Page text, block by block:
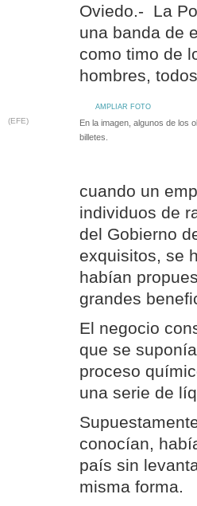
Oviedo.- La
una banda de
como timo de
hombres,
AMPLIAR FOTO
(EFE)
En la imagen, algunos de los
billetes.
cuando un
individuos de
del Gobierno
exquisitos, se
habían
grandes
El negocio
que se
proceso
una serie de
conocían,
país sin
misma forma.